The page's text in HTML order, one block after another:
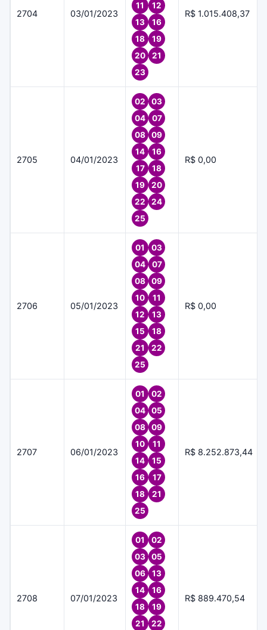
2704 03/01/2023
11
12
13
16
18
19
20
21
23
R$ 1.015.408,37
2705 04/01/2023
02
03
04
07
08
09
14
16
17
18
19
20
22
24
25
R$ 0,00
2706 05/01/2023
01
03
04
07
08
09
10
11
12
13
15
18
21
22
25
R$ 0,00
2707 06/01/2023
01
02
04
05
08
09
10
11
14
15
16
17
18
21
25
R$ 8.252.873,44
2708 07/01/2023
01
02
03
05
06
13
14
16
18
19
21
22
R$ 889.470,54